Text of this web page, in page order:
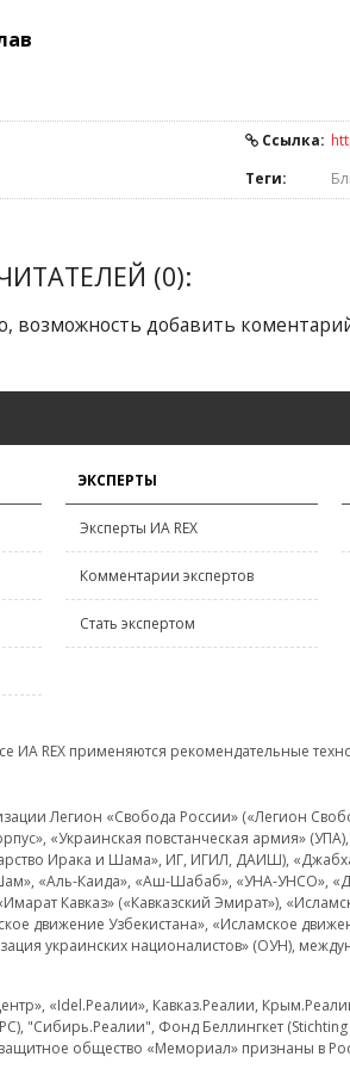
Ссылка:
Теги:
(0):
возможность добавить
ЭКСПЕРТЫ
Эксперты ИА REX
Комментарии экспертов
Стать экспертом
ИА REX применяются рекомендательные
Легион «Свобода России» («Легион
«Украинская повстанческая армия»
Ирака и Шама», ИГ, ИГИЛ, ДАИШ),
«Аль-Каида», «Аш-Шабаб», «УНА-УНСО»,
Кавказ» («Кавказский Эмират»),
движение Узбекистана», «Исламское
украинских националистов» (ОУН),
«Idel.Реалии», Кавказ.Реалии,
"Сибирь.Реалии", Фонд Беллингкет
общество «Мемориал» признаны в